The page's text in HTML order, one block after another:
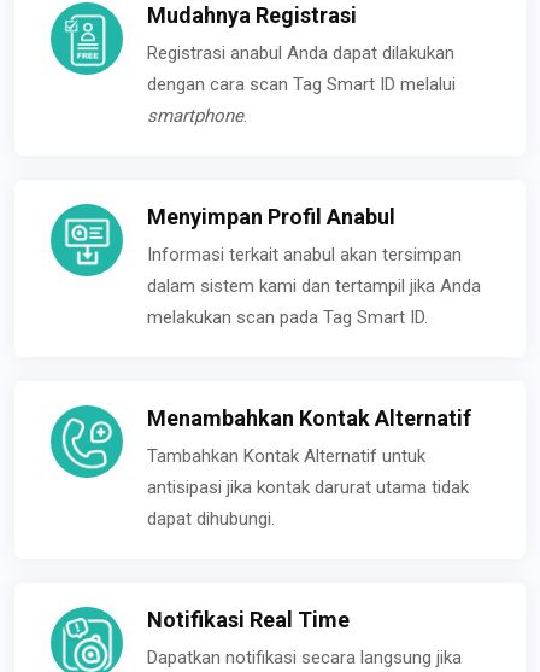
Mudahnya Registrasi
Registrasi anabul Anda dapat dilakukan
dengan cara scan Tag Smart ID melalui
smartphone.
Menyimpan Profil Anabul
Informasi terkait anabul akan tersimpan
dalam sistem kami dan tertampil jika Anda
melakukan scan pada Tag Smart ID.
Menambahkan Kontak Alternatif
Tambahkan Kontak Alternatif untuk
antisipasi jika kontak darurat utama tidak
dapat dihubungi.
Notifikasi Real Time
Dapatkan notifikasi secara langsung jika